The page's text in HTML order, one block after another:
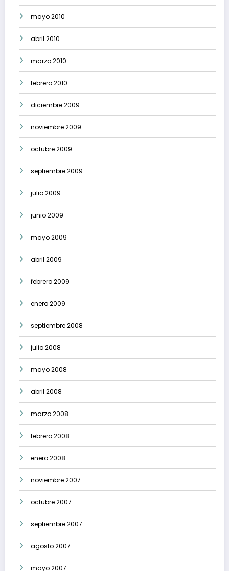
mayo 2010
abril 2010
marzo 2010
febrero 2010
diciembre 2009
noviembre 2009
octubre 2009
septiembre 2009
julio 2009
junio 2009
mayo 2009
abril 2009
febrero 2009
enero 2009
septiembre 2008
julio 2008
mayo 2008
abril 2008
marzo 2008
febrero 2008
enero 2008
noviembre 2007
octubre 2007
septiembre 2007
agosto 2007
mayo 2007